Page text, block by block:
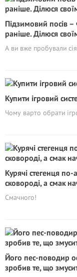
Підзимовий посів –
раніше. Ділюся
А ви вже пробували
Купити ігровий
Чому варто обрати
Курячі стегенця
сковороді, а смак
Смачного!
Його пес-поводир
зробив те, що